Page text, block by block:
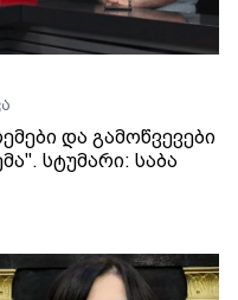
და გამოწვევები
სტუმარი: საბა